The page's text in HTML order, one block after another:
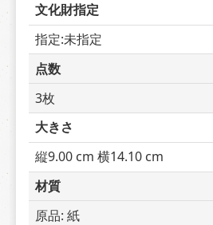
文化財指定
指定:未指定
点数
3枚
大きさ
縦9.00 cm 横14.10 cm
材質
原品: 紙